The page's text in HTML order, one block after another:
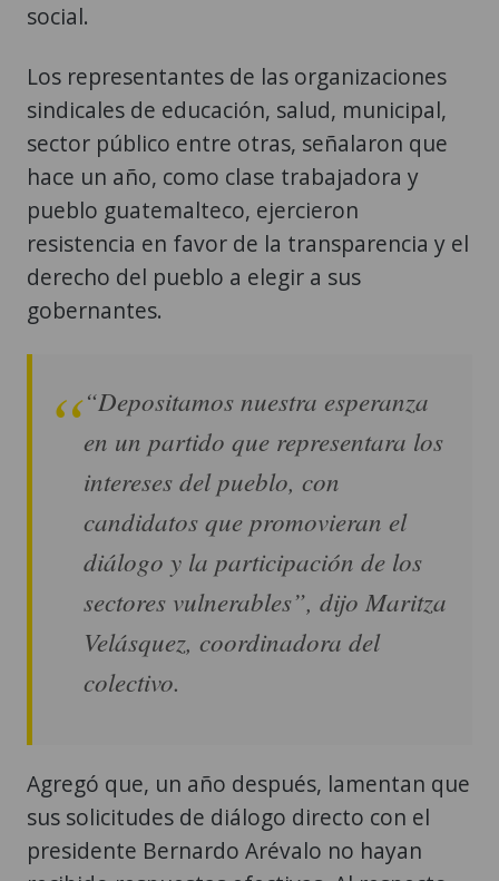
social.
Los representantes de las organizaciones
sindicales de educación, salud, municipal,
sector público entre otras, señalaron que
hace un año, como clase trabajadora y
pueblo guatemalteco, ejercieron
resistencia en favor de la transparencia y el
derecho del pueblo a elegir a sus
gobernantes.
“Depositamos nuestra esperanza
en un partido que representara los
intereses del pueblo, con
candidatos que promovieran el
diálogo y la participación de los
sectores vulnerables”, dijo Maritza
Velásquez, coordinadora del
colectivo.
Agregó que, un año después, lamentan que
sus solicitudes de diálogo directo con el
presidente Bernardo Arévalo no hayan